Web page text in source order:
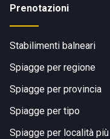
Prenotazioni
Stabilimenti balneari
Spiagge per regione
Spiagge per provincia
Spiagge per tipo
Spiagge per località